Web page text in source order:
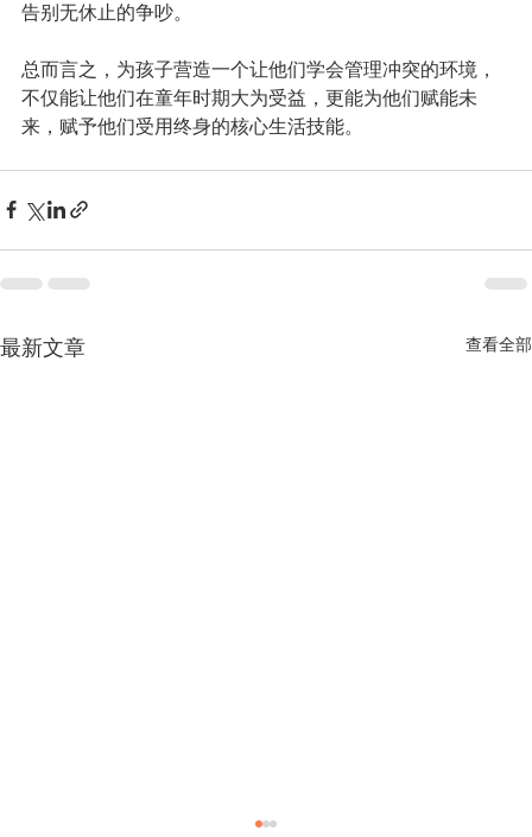
告别无休止的争吵。
总而言之，为孩子营造一个让他们学会管理冲突的环境，
不仅能让他们在童年时期大为受益，更能为他们赋能未
来，赋予他们受用终身的核心生活技能。
最新文章 查看全部